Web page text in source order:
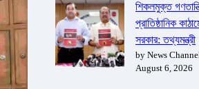
শিকলমুক্ত
প্রাতিষ্ঠানিক
সরকার: তথ্যমন্ত্রী
by News
August 6, 2026